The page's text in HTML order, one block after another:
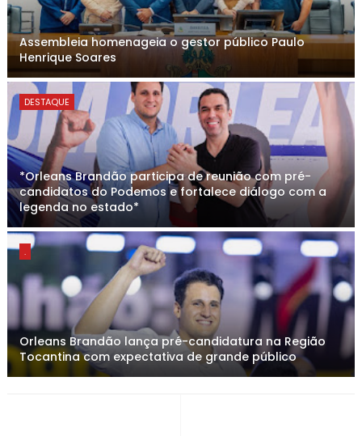
Assembleia homenageia o gestor público Paulo
Henrique Soares
DESTAQUE
*Orleans Brandão participa de reunião com pré-
candidatos do Podemos e fortalece diálogo com a
legenda no estado*
.
Orleans Brandão lança pré-candidatura na Região
Tocantina com expectativa de grande público